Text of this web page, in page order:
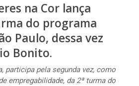
na Cor lança
do programa
Paulo, dessa vez
Bonito.
participa pela segunda vez, como
empregabilidade, da 2ª turma do